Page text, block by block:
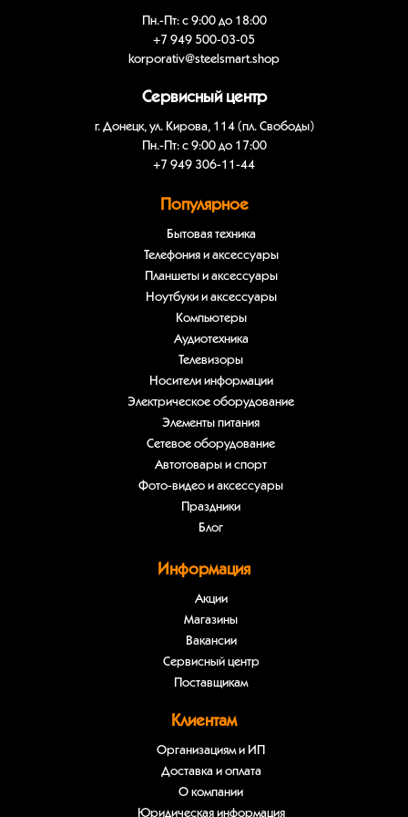
Пн.-Пт: с 9:00 до 18:00
+7 949 500-03-05
korporativ@steelsmart.shop
Сервисный центр
г. Донецк, ул. Кирова, 114 (пл. Свободы)
Пн.-Пт: с 9:00 до 17:00
+7 949 306-11-44
Популярное
Бытовая техника
Телефония и аксессуары
Планшеты и аксессуары
Ноутбуки и аксессуары
Компьютеры
Аудиотехника
Телевизоры
Носители информации
Электрическое оборудование
Элементы питания
Сетевое оборудование
Автотовары и спорт
Фото-видео и аксессуары
Праздники
Блог
Информация
Акции
Магазины
Вакансии
Сервисный центр
Поставщикам
Клиентам
Организациям и ИП
Доставка и оплата
О компании
Юридическая информация